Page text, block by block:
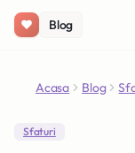
Salt la conținut
Blog
Acasa Blog
Sfaturi